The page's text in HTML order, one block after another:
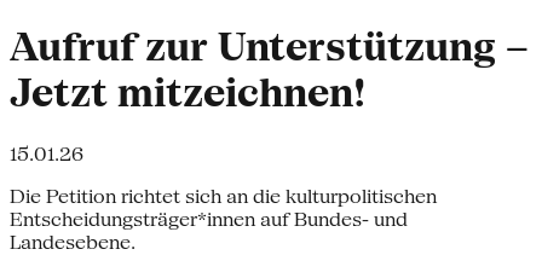
Aufruf zur Unterstützung –
Jetzt mitzeichnen!
15.01.26
Die Petition richtet sich an die kulturpolitischen
Entscheidungsträger*innen auf Bundes- und
Landesebene.